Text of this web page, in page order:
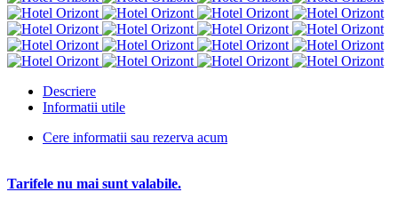
Descriere
Informatii utile
Cere informatii sau rezerva acum
Tarifele nu mai sunt valabile.